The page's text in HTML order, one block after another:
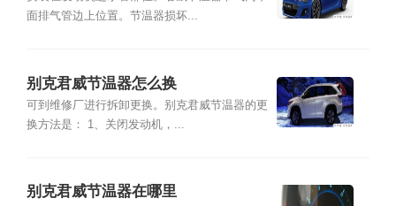
面排气管边上位置。节温器损坏...
别克君威节温器怎么换
可到维修厂进行拆卸更换。别克君威节温器的更
换方法是： 1、关闭发动机，...
别克君威节温器在哪里